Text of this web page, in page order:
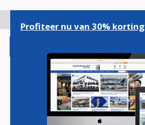
gaan
Magazine Podcasts
Profiteer nu van 30% korting